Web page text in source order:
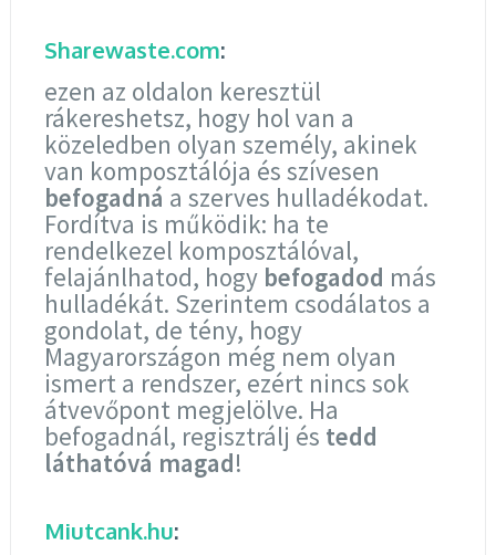
Sharewaste.com:
ezen az oldalon keresztül
rákereshetsz, hogy hol van a
közeledben olyan személy, akinek
van komposztálója és szívesen
befogadná a szerves hulladékodat.
Fordítva is működik: ha te
rendelkezel komposztálóval,
felajánlhatod, hogy befogadod más
hulladékát. Szerintem csodálatos a
gondolat, de tény, hogy
Magyarországon még nem olyan
ismert a rendszer, ezért nincs sok
átvevőpont megjelölve. Ha
befogadnál, regisztrálj és tedd
láthatóvá magad!
Miutcank.hu: